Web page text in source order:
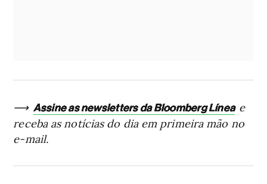
⟶ Assine as newsletters da Bloomberg Línea e
receba as notícias do dia em primeira mão no
e-mail.